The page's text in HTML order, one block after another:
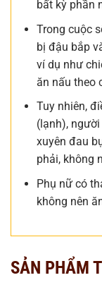
bất kỳ phần
Trong cuộc
bị đậu bắp
ví dụ như
ăn nấu theo
Tuy nhiên,
(lạnh),
xuyên đau
phải, không
Phụ nữ có
không nên
SẢN PHẨM